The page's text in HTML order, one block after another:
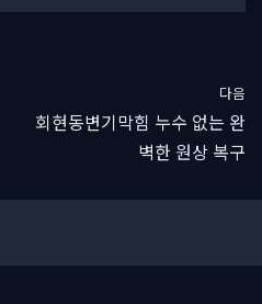
다음
회현동변기막힘 누수 없는 완
벽한 원상 복구